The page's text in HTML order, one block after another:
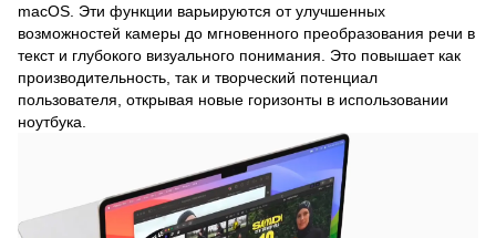
macOS. Эти функции варьируются от улучшенных
возможностей камеры до мгновенного преобразования речи в
текст и глубокого визуального понимания. Это повышает как
производительность, так и творческий потенциал
пользователя, открывая новые горизонты в использовании
ноутбука.